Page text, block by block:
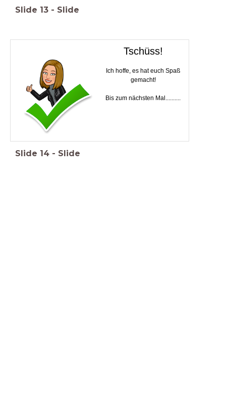
Slide 13 - Slide
Tschüss!
Ich hoffe, es hat euch Spaß
gemacht!
Bis zum nächsten Mal..........
Slide 14 - Slide